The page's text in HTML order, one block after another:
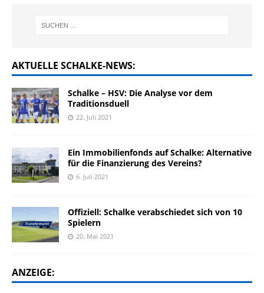
AKTUELLE SCHALKE-NEWS:
Schalke – HSV: Die Analyse vor dem
Traditionsduell
22. Juli 2021
Ein Immobilienfonds auf Schalke: Alternative
für die Finanzierung des Vereins?
6. Juli 2021
Offiziell: Schalke verabschiedet sich von 10
Spielern
20. Mai 2021
ANZEIGE: